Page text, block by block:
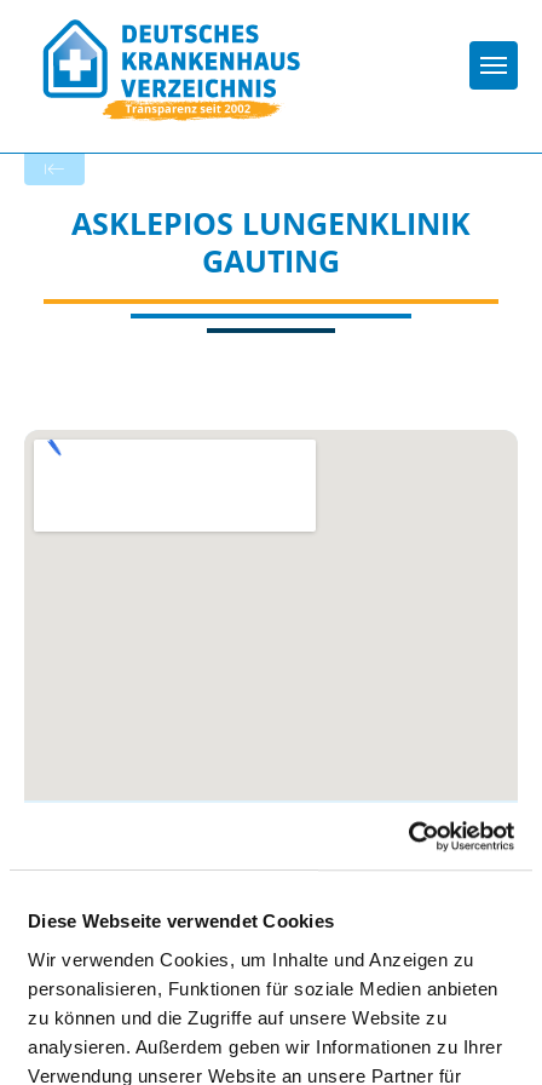
Diese Webseite verwendet Cookies
Wir verwenden Cookies, um Inhalte und Anzeigen zu
personalisieren, Funktionen für soziale Medien anbieten
zu können und die Zugriffe auf unsere Website zu
analysieren. Außerdem geben wir Informationen zu Ihrer
Verwendung unserer Website an unsere Partner für
ASKLEPIOS LUNGENKLINIK
GAUTING
Robert-Koch-Allee 2
Tel.:089-857910
Mail:moc.soipelksa@gnituag
Anfahrt